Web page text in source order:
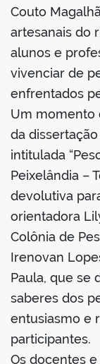
Couto
artesanais do
alunos e
vivenciar de
enfrentados
Um momento
da
intitulada
Peixelândia –
devolutiva
orientadora
Colônia de
Irenovan
Paula, que se
saberes dos
entusiasmo e
participantes.
Os docentes